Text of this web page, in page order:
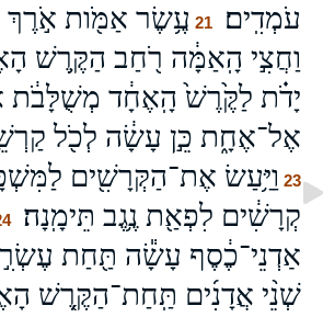
עֹמְדִֽים׃
21 עֶ֥שֶׂר אַמֹּ֖ות
וַחֲצִ֣י הָֽאַמָּ֔ה רֹ֖חַב הַקֶּ֥רֶשׁ
יָדֹ֗ת לַקֶּ֙רֶשׁ֙ הָֽאֶחָ֔ד מְשֻׁלָּבֹ֔ת
אֶל־אֶחָ֑ת כֵּ֣ן עָשָׂ֔ה לְכֹ֖ל
23 וַיַּ֥עַשׂ אֶת־הַקְּרָשִׁ֖ים
קְרָשִׁ֔ים לִפְאַ֖ת נֶ֥גֶב תֵּימָֽנָה׃
אַדְנֵי־כֶ֔סֶף עָשָׂ֕ה תַּ֖חַת
שְׁנֵ֨י אֲדָנִ֜ים תַּֽחַת־הַקֶּ֤רֶשׁ